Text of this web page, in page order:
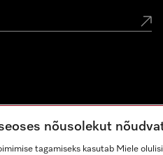
nõusolekut
tagamiseks kasutab Miele